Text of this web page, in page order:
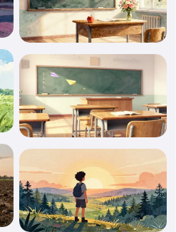
Storiko 👋
алдындағы
айтамын 🌟
оқу